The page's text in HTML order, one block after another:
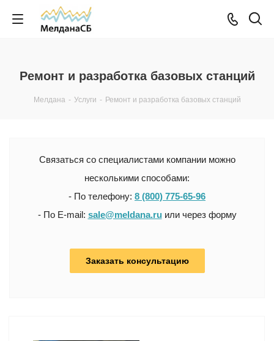
Ремонт и разработка базовых станций
Мелдана - Услуги - Ремонт и разработка базовых станций
Связаться со специалистами компании можно
несколькими способами:
- По телефону: 8 (800) 775-65-96
- По E-mail: sale@meldana.ruили через форму
Заказать консультацию